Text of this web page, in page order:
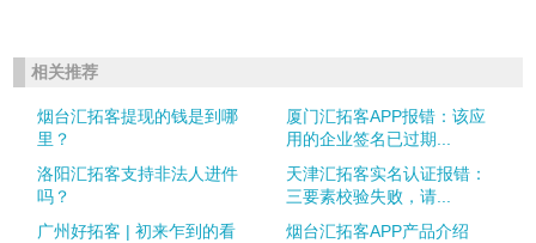
相关推荐
烟台汇拓客提现的钱是到哪
里？
厦门汇拓客APP报错：该应
用的企业签名已过期...
洛阳汇拓客支持非法人进件
吗？
天津汇拓客实名认证报错：
三要素校验失败，请...
广州好拓客 | 初来乍到的看
烟台汇拓客APP产品介绍